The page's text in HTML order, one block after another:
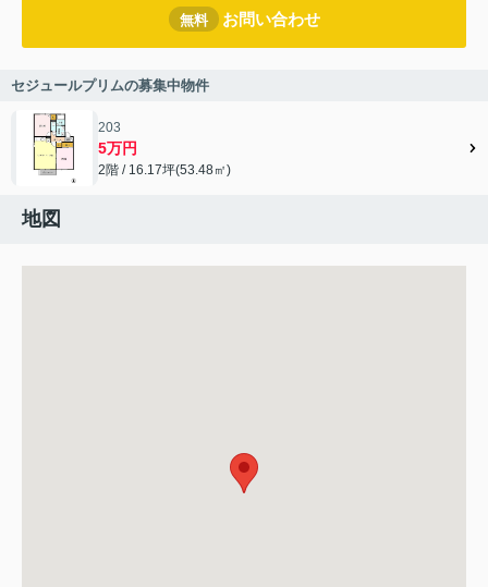
無料 お問い合わせ
セジュールプリムの募集中物件
203
5万円
2階 / 16.17坪(53.48㎡)
地図